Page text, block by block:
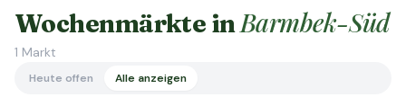
Wochenmärkte inBarmbek-Süd
1 Markt
Heute offen Alle anzeigen